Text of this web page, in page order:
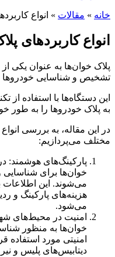
خانه » مقالات » انواع
انواع کاربردهای
پلاک خوان‌ها به عنوان یکی
تشخیص و شناسایی خودروها
این دستگاه‌ها با استفاده
به پلاک خودروها را به طور
در این مقاله، به بررسی
مختلف می‌پردازیم:
پارکینگ‌های هوشمند:
خوان‌ها برای شناسایی
می‌شوند. این اطلاعات
هزینه‌های پارکینگ و
می‌شود.
امنیت در محیط‌های
خوان‌ها به منظور
امنیتی مورد استفاده
دیتابیس‌های پلیس و